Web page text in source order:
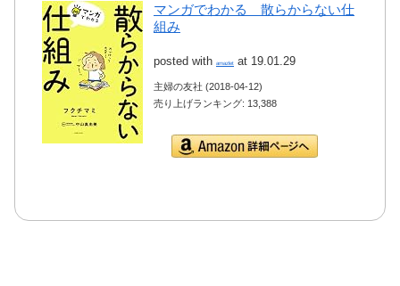
マンガでわかる 散らからない仕
組み
posted with amazlet at 19.01.29
主婦の友社 (2018-04-12)
売り上げランキング: 13,388